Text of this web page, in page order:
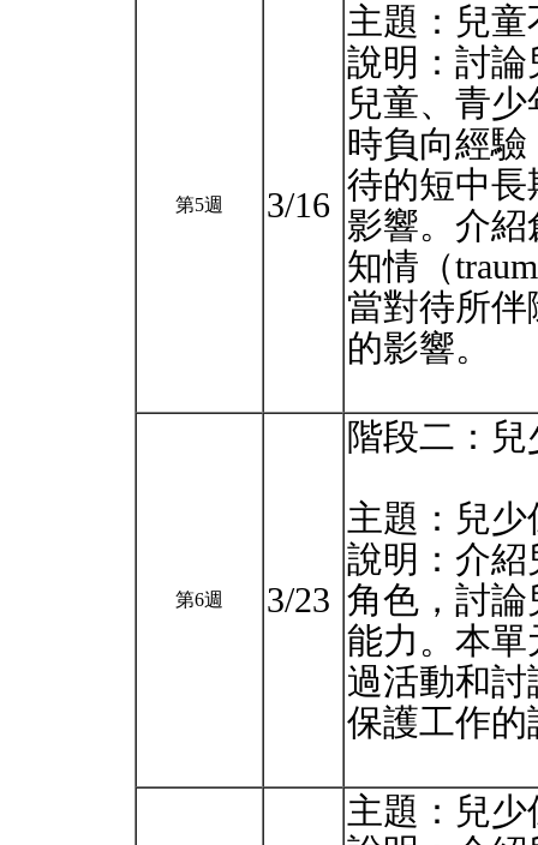
第5週 3/16
主題：兒
說明：討
兒童、青
時負向經驗
待的短中
影響。介紹
知情（
當對待所
的影響。
第6週 3/23
階段⼆：
主題：兒
說明：介
⾓⾊，討
能⼒。本
過活動和
保護⼯作
主題：兒